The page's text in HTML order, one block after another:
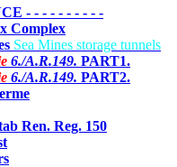
- - - - - - - - - -
Complex
Sea Mines storage tunnels
6./A.R.149. PART1.
6./A.R.149. PART2.
Ren. Reg. 150